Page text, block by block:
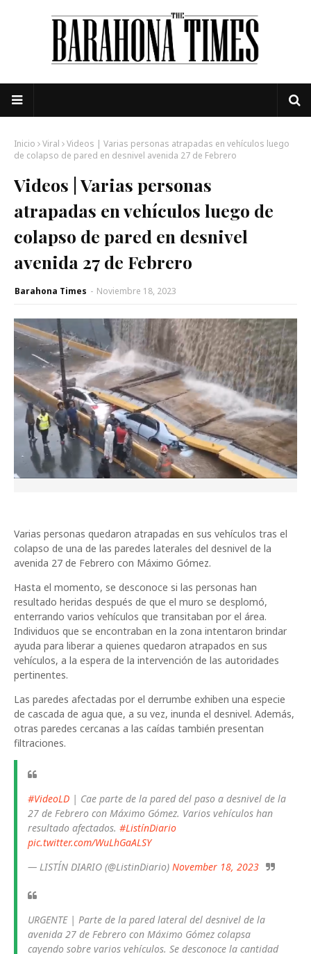
Inicio Viral
Videos | Varias personas atrapadas en vehículos luego
de colapso de pared en desnivel avenida 27 de Febrero
Videos | Varias personas
atrapadas en vehículos luego de
colapso de pared en desnivel
avenida 27 de Febrero
Barahona Times - Noviembre 18, 2023
Varias personas quedaron atrapadas en sus vehículos tras el
colapso de una de las paredes laterales del desnivel de la
avenida 27 de Febrero con Máximo Gómez.
Hasta el momento, se desconoce si las personas han
resultado heridas después de que el muro se desplomó,
enterrando varios vehículos que transitaban por el área.
Individuos que se encontraban en la zona intentaron brindar
ayuda para liberar a quienes quedaron atrapados en sus
vehículos, a la espera de la intervención de las autoridades
pertinentes.
Las paredes afectadas por el derrumbe exhiben una especie
de cascada de agua que, a su vez, inunda el desnivel. Además,
otras paredes cercanas a las caídas también presentan
filtraciones.
#VideoLD | Cae parte de la pared del paso a desnivel de la
27 de Febrero con Máximo Gómez. Varios vehículos han
resultado afectados. #ListínDiario
pic.twitter.com/WuLhGaALSY
— LISTÍN DIARIO (@ListinDiario) November 18, 2023
URGENTE | Parte de la pared lateral del desnivel de la
avenida 27 de Febrero con Máximo Gómez colapsa
cayendo sobre varios vehículos. Se desconoce la cantidad